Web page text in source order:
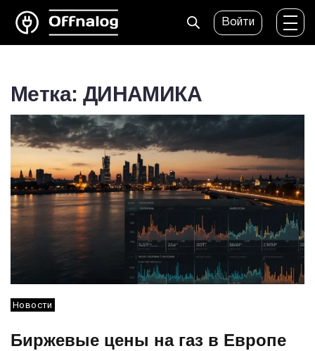
Войти
Метка: ДИНАМИКА
Новости
Биржевые цены на газ в Европе